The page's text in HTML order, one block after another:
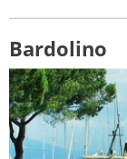
Bardolino